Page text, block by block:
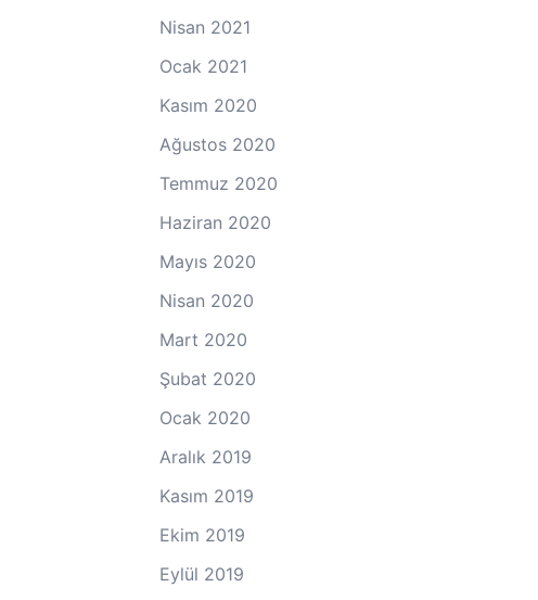
Nisan 2021
Ocak 2021
Kasım 2020
Ağustos 2020
Temmuz 2020
Haziran 2020
Mayıs 2020
Nisan 2020
Mart 2020
Şubat 2020
Ocak 2020
Aralık 2019
Kasım 2019
Ekim 2019
Eylül 2019